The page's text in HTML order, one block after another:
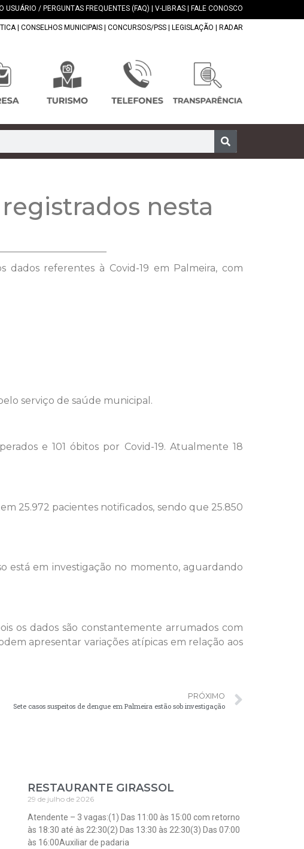
USUÁRIO / PERGUNTAS FREQUENTES (FAQ) V-LIBRAS FALE CONOSCO
| CONSELHOS MUNICIPAIS CONCURSOS/PSS LEGISLAÇÃO RADAR
nesta
referentes à Covid-19 em Palmeira, com
serviço de saúde municipal.
e 101 óbitos por Covid-19. Atualmente 18
25.972 pacientes notificados, sendo que 25.850
está em investigação no momento, aguardando
os dados são constantemente arrumados com
apresentar variações atípicas em relação aos
PRÓXIMO
Sete casos suspeitos de dengue em Palmeira estão sob investigação
RESTAURANTE GIRASSOL
29 de julho de 2026
Atendente – 3 vagas:(1) Das 11:00 às 15:00 com retorno
às 18:30 até às 22:30(2) Das 13:30 às 22:30(3) Das 07:00
às 16:00Auxiliar de padaria